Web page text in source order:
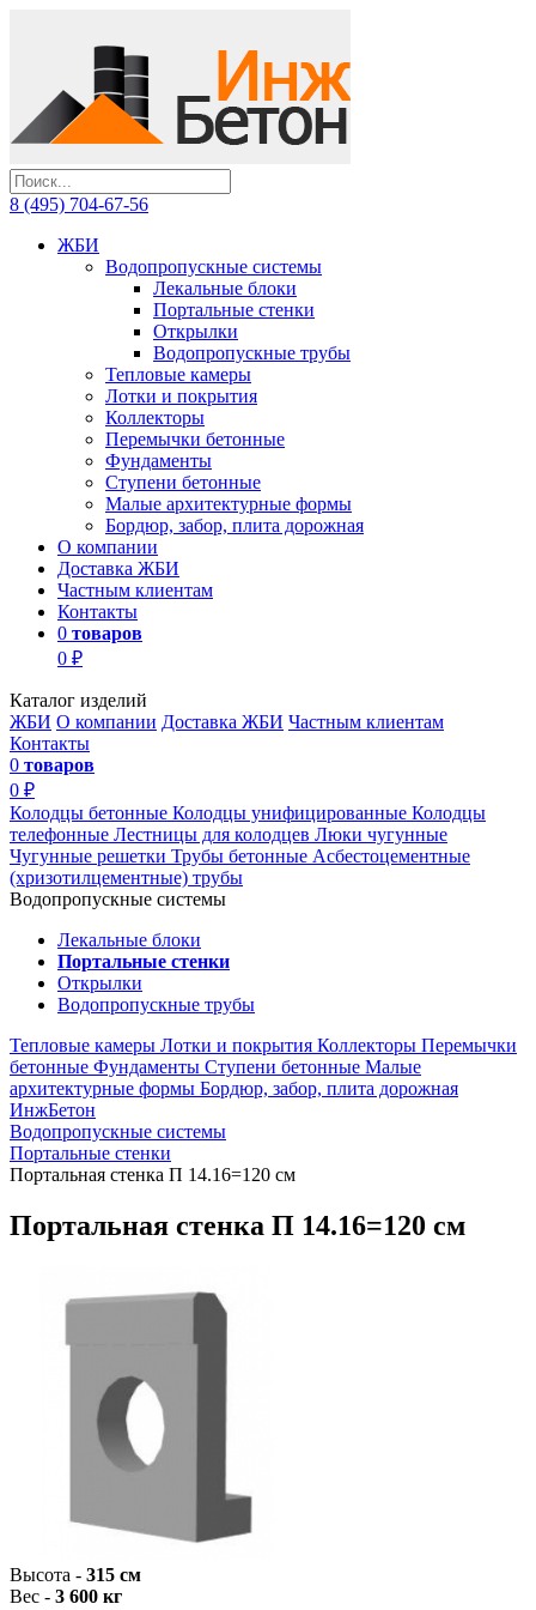
8 (495) 704-67-56
ЖБИ
Водопропускные системы
Лекальные блоки
Портальные стенки
Открылки
Водопропускные трубы
Тепловые камеры
Лотки и покрытия
Коллекторы
Перемычки бетонные
Фундаменты
Ступени бетонные
Малые архитектурные формы
Бордюр, забор, плита дорожная
О компании
Доставка ЖБИ
Частным клиентам
Контакты
0 товаров
0 ₽
Каталог изделий
ЖБИ О компании Доставка ЖБИ Частным клиентам
Контакты
0 товаров
0 ₽
Колодцы бетонные Колодцы унифицированные Колодцы
телефонные Лестницы для колодцев Люки чугунные
Чугунные решетки Трубы бетонные Асбестоцементные
(хризотилцементные) трубы
Водопропускные системы
Лекальные блоки
Портальные стенки
Открылки
Водопропускные трубы
Тепловые камеры Лотки и покрытия Коллекторы Перемычки
бетонные Фундаменты Ступени бетонные Малые
архитектурные формы Бордюр, забор, плита дорожная
ИнжБетон
Водопропускные системы
Портальные стенки
Портальная стенка П 14.16=120 см
Портальная стенка П 14.16=120 см
Высота - 315 см
Вес - 3 600 кг